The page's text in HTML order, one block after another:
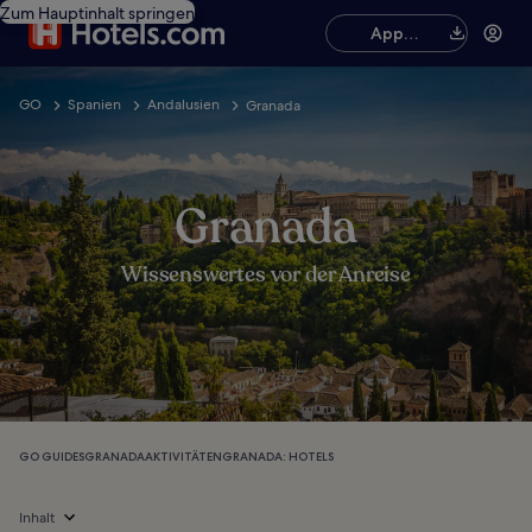
Zum Hauptinhalt springen
App
herunterladen
GO Spanien Andalusien Granada
Granada
Wissenswertes vor der Anreise
GO GUIDESGRANADAAKTIVITÄTENGRANADA: HOTELS
Inhalt